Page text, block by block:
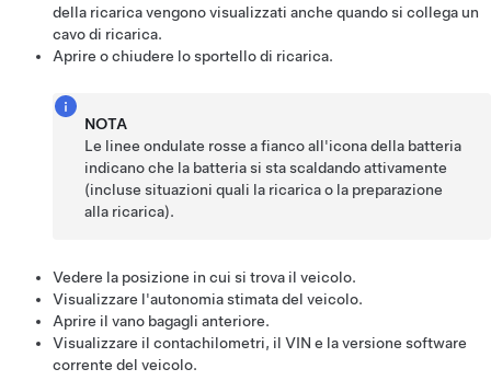
della ricarica vengono visualizzati anche quando si collega un
cavo di ricarica.
Aprire o chiudere lo sportello di ricarica.
NOTA
Le linee ondulate rosse a fianco all'icona della batteria
indicano che la batteria si sta scaldando attivamente
(incluse situazioni quali la ricarica o la preparazione
alla ricarica).
Vedere la posizione in cui si trova il veicolo.
Visualizzare l'autonomia stimata del veicolo.
Aprire il vano bagagli anteriore.
Visualizzare il contachilometri, il VIN e la versione software
corrente del veicolo.